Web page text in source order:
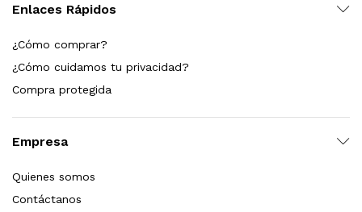
Enlaces Rápidos
¿Cómo comprar?
¿Cómo cuidamos tu privacidad?
Compra protegida
Empresa
Quienes somos
Contáctanos
filtración, UV y contador Welltek WT-WFS-BF
Leer más